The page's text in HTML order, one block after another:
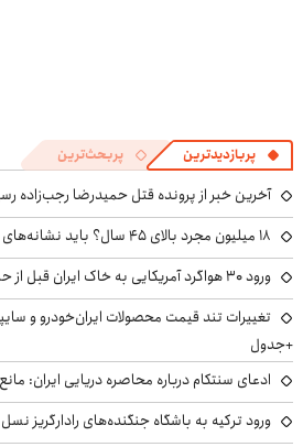
پربازدیدترین پربحث‌ترین
آخرین خبر از پرونده قتل حمیدرضا رجب‌زاده
۱۸ میلیون مجرد بالای ۴۵ سال؟ باید نشانه‌های بحران اجتماعی را جدی گرفت
ورود ۳۰ هواگرد آمریکایی به خاک ایران قبل از حمله به بیت رهبری؟
+جدول
ادعای سنتکام درباره محاصره دریایی ایران: مانع بیش از ۵۰
ورود ترکیه به باشگاه جنگنده‌های رادارگریز